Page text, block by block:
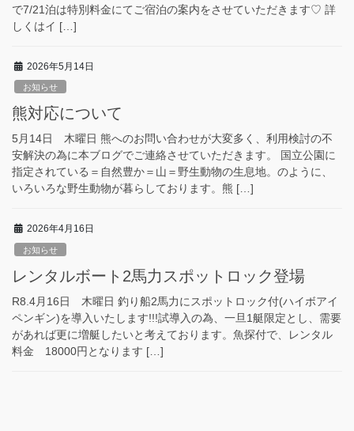
で7/21泊は特別料金にてご宿泊の案内をさせていただきます♡ 詳
しくはイ […]
2026年5月14日
お知らせ
熊対応について
5月14日 木曜日 熊へのお問い合わせが大変多く、利用検討の不
安解決の為に本ブログでご連絡させていただきます。 国立公園に
指定されている＝自然豊か＝山＝野生動物の生息地。のように、
いろいろな野生動物が暮らしております。熊 […]
2026年4月16日
お知らせ
レンタルボート2馬力スポットロック登場
R8.4月16日 木曜日 釣り船2馬力にスポットロック付(ハイボアイ
ペンギン)を導入いたします!!!試導入の為、一旦1艇限定とし、需要
があれば更に増艇したいと考えております。魚探付で、レンタル
料金 18000円となります […]